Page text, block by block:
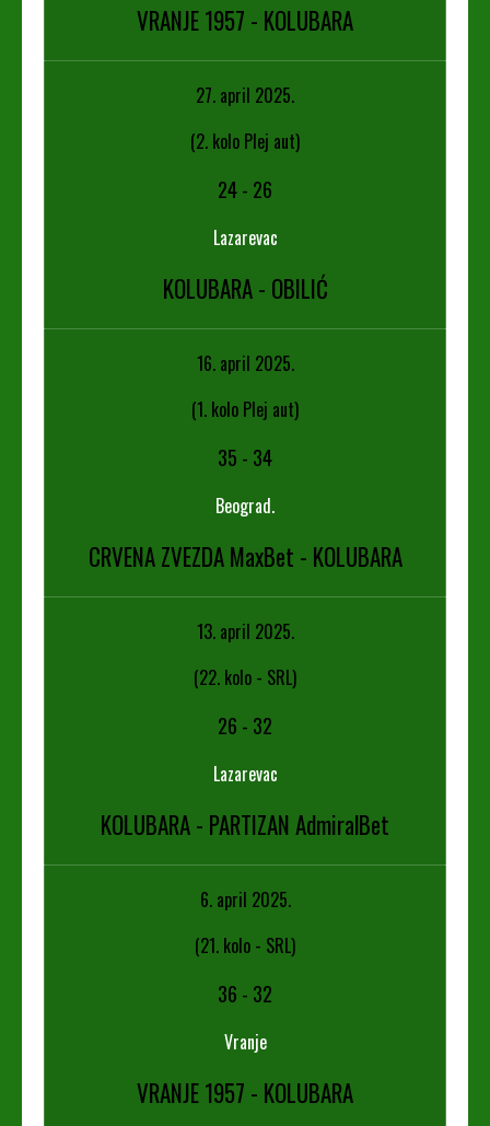
VRANJE 1957 - KOLUBARA
27. april 2025.
(2. kolo Plej aut)
24- 26
Lazarevac
KOLUBARA - OBILIĆ
16. april 2025.
(1. kolo Plej aut)
35 - 34
Beograd.
CRVENA ZVEZDA MaxBet - KOLUBARA
13. april 2025.
(22. kolo - SRL)
26 - 32
Lazarevac
KOLUBARA - PARTIZAN AdmiralBet
6. april 2025.
(21. kolo - SRL)
36 - 32
Vranje
VRANJE 1957 - KOLUBARA